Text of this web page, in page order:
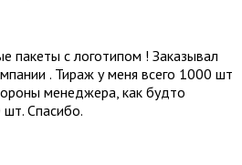
пакеты с логотипом ! Заказывал
. Тираж у меня всего 1000 шт
менеджера, как будто
Спасибо.